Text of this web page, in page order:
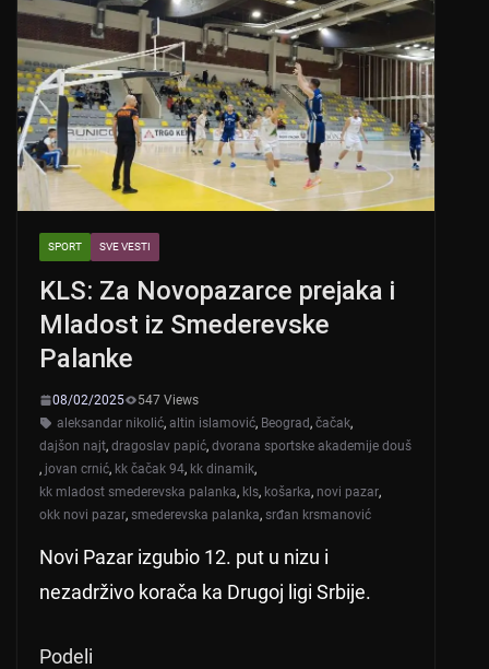
SPORT SVE VESTI
KLS: Za Novopazarce prejaka i
Mladost iz Smederevske
Palanke
08/02/2025
547 Views
aleksandar nikolić, altin islamović, Beograd, čačak,
dajšon najt, dragoslav papić, dvorana sportske akademije douš
, jovan crnić, kk čačak 94, kk dinamik,
kk mladost smederevska palanka, kls, košarka, novi pazar,
okk novi pazar, smederevska palanka, srđan krsmanović
Novi Pazar izgubio 12. put u nizu i
nezadrživo korača ka Drugoj ligi Srbije.
Podeli